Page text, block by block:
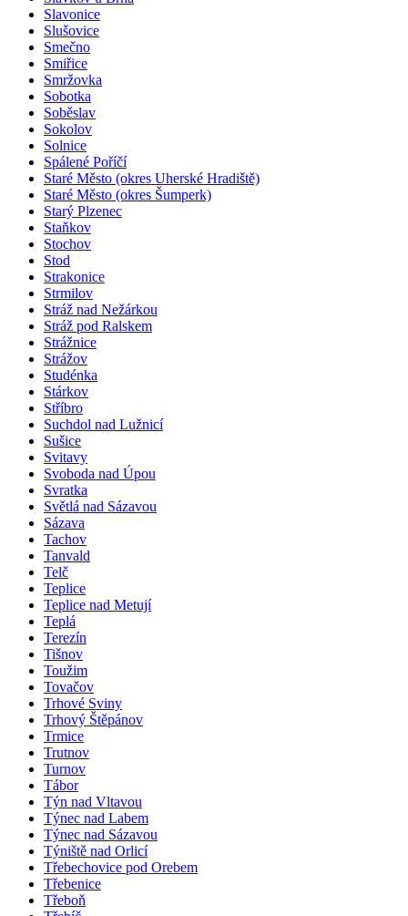
Slavonice
Slušovice
Smečno
Smiřice
Smržovka
Sobotka
Soběslav
Sokolov
Solnice
Spálené Poříčí
Staré Město (okres Uherské Hradiště)
Staré Město (okres Šumperk)
Starý Plzenec
Staňkov
Stochov
Stod
Strakonice
Strmilov
Stráž nad Nežárkou
Stráž pod Ralskem
Strážnice
Strážov
Studénka
Stárkov
Stříbro
Suchdol nad Lužnicí
Sušice
Svitavy
Svoboda nad Úpou
Svratka
Světlá nad Sázavou
Sázava
Tachov
Tanvald
Telč
Teplice
Teplice nad Metují
Teplá
Terezín
Tišnov
Toužim
Tovačov
Trhové Sviny
Trhový Štěpánov
Trmice
Trutnov
Turnov
Tábor
Týn nad Vltavou
Týnec nad Labem
Týnec nad Sázavou
Týniště nad Orlicí
Třebechovice pod Orebem
Třebenice
Třeboň